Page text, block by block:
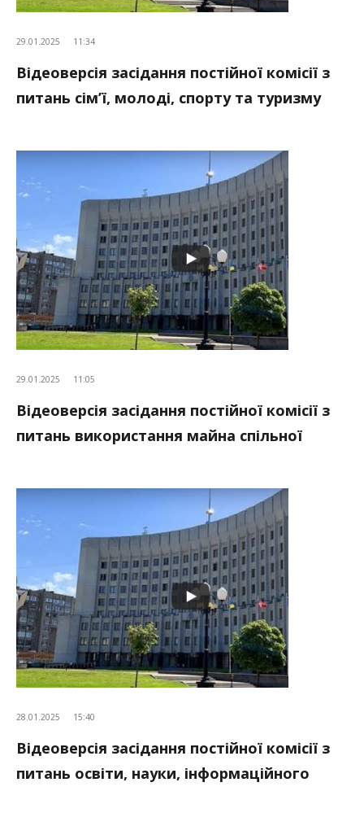
29.01.2025 11:34
Відеоверсія засідання постійної комісії з
питань сім’ї, молоді, спорту та туризму
29.01.2025 11:05
Відеоверсія засідання постійної комісії з
питань використання майна спільної
селищ, міст області
28.01.2025 15:40
Відеоверсія засідання постійної комісії з
питань освіти, науки, інформаційного